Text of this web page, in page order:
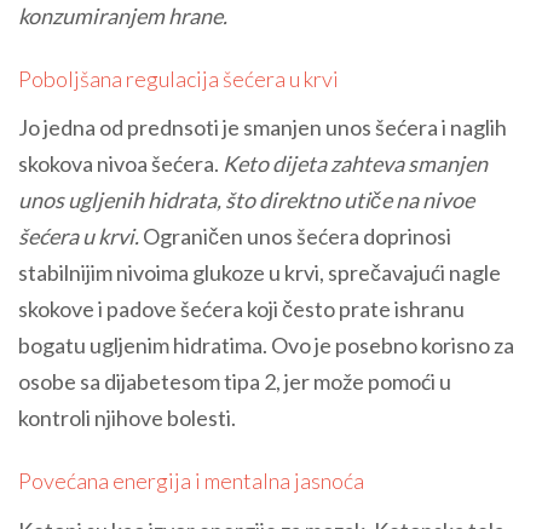
konzumiranjem hrane.
Poboljšana regulacija šećera u krvi
Jo jedna od prednsoti je smanjen unos šećera i naglih
skokova nivoa šećera. Keto dijeta zahteva smanjen
unos ugljenih hidrata, što direktno utiče na nivoe
šećera u krvi.Ograničen unos šećera doprinosi
stabilnijim nivoima glukoze u krvi, sprečavajući nagle
skokove i padove šećera koji često prate ishranu
bogatu ugljenim hidratima. Ovo je posebno korisno za
osobe sa dijabetesom tipa 2, jer može pomoći u
kontroli njihove bolesti.
Povećana energija i mentalna jasnoća